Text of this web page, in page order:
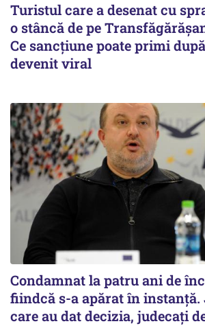
Turistul care a desenat cu
o stâncă de pe
Ce sancțiune poate primi
devenit viral
Condamnat la patru ani de
fiindcă s-a apărat în
care au dat decizia, judecați